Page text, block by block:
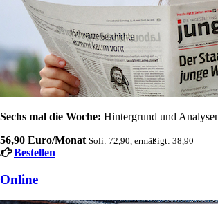
Sechs mal die Woche: Hintergrund und
56,90 Euro/Monat Soli: 72,90, ermäßigt: 38,90
Bestellen
Online